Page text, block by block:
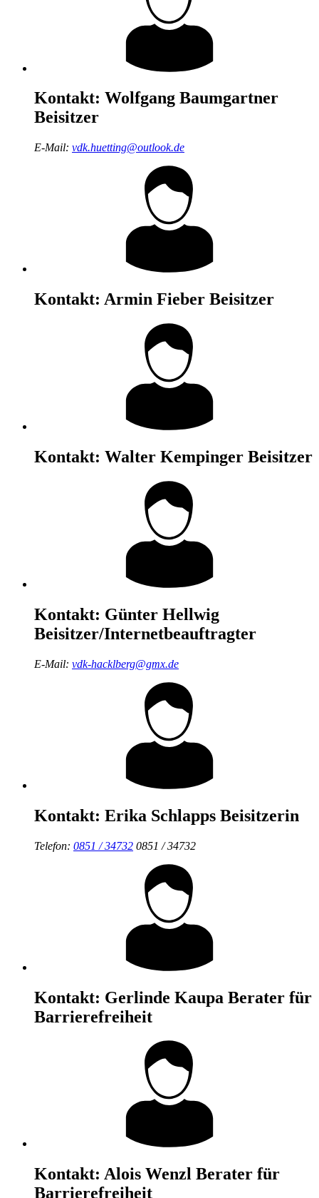
Kontakt: Wolfgang Baumgartner
Beisitzer
E-Mail: vdk.huetting@outlook.de
Kontakt: Armin Fieber Beisitzer
Kontakt: Walter Kempinger Beisitzer
Kontakt: Günter Hellwig
Beisitzer/Internetbeauftragter
E-Mail: vdk-hacklberg@gmx.de
Kontakt: Erika Schlapps Beisitzerin
Telefon: 0851 / 34732 0851 / 34732
Kontakt: Gerlinde Kaupa Berater für
Barrierefreiheit
Kontakt: Alois Wenzl Berater für
Barrierefreiheit